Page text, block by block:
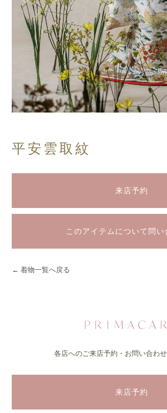
平安雲取紋
来店予約
このアイテムについて問い
← 着物一覧へ戻る
各店へのご来店予約・お問い合わ
来店予約